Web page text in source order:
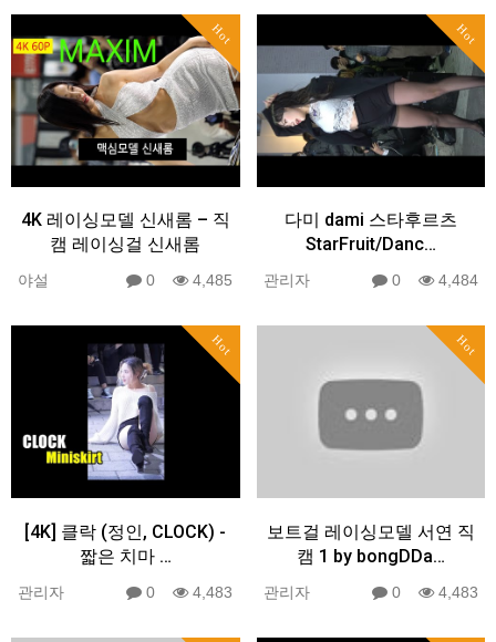
Hot
4K 레이싱모델 신새롬 – 직
캠 레이싱걸 신새롬
야설 0 4,485
Hot
다미 dami 스타후르츠
StarFruit/Danc…
관리자 0 4,484
Hot
[4K] 클락 (정인, CLOCK) -
짧은 치마 …
관리자 0 4,483
Hot
보트걸 레이싱모델 서연 직
캠 1 by bongDDa…
관리자 0 4,483